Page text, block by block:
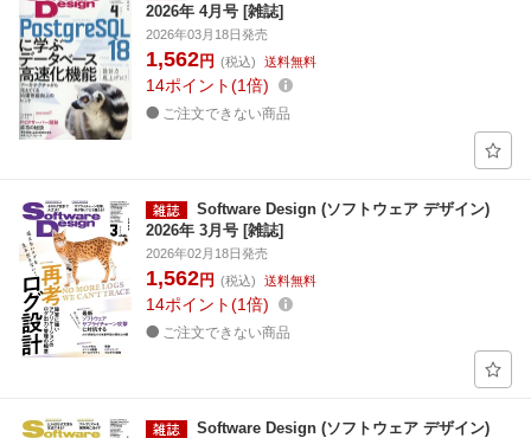
2026年 4月号 [雑誌]
2026年03月18日発売
1,562円 (税込) 送料無料
14ポイント 1倍
ご注文できない商品
Software Design (ソフトウェア デザイン)
2026年 3月号 [雑誌]
2026年02月18日発売
1,562円 (税込) 送料無料
14ポイント 1倍
ご注文できない商品
Software Design (ソフトウェア デザイン)